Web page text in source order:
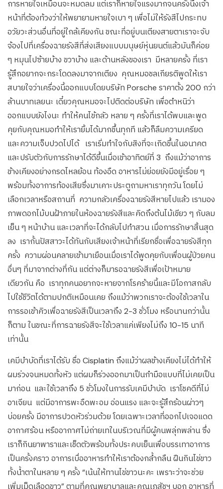
การหายใจเหมือนจะหมดลม แต่เราก็หายใจแรงมากจนครั้งนึงเจ้า
หน้าที่ต้องท้วงว่าให้พยายามหายใจเบา ๆ เพื่อไม่ให้รังสีไปกระทบ
อวัยวะส่วนอื่นที่อยู่ใกล้เคียงกัน ขณะที่อยู่บนเตียงสายตาเราจะจับ
จ้องไปที่เครื่องฉายรังสีที่ส่งเสียงแบบมนุษย์หุ่นยนต์แล้วมันก็ค่อย
ๆ หมุนไปซ้ายบ้าง ขวาบ้าง และด้านหลังของเรา มีหลายครั้ง ที่เรา
รู้สึกอยากจะกระโดดลงมาจากเตียง คุณหมอชลเกียรติพูดให้เรา
สบายใจว่าเครื่องนี้ออกแบบโดยบริษัท Porsche ราคาตั้ง 200 กว่า
ล้านบาทเลยนะ เดี๋ยวคุณหมอจะไปติดต่อบริษัท เพื่อตำหนิว่า
ออกแบบยังไงนะ ทำให้คนไข้กลัว หลาย ๆ ครั้งที่เราได้พบและพูด
คุยกับคุณหมอทำให้เรายิ้มได้มากขึ้นทุกที แล้วก็ลืมความเครียด
และความเจ็บปวดไปได้ เราเริ่มทำใจกับสิงที่จะเกิดขึ้นในอนาคต
และปรับตัวกับการรักษาได้ดีขึ้นเมื่อเข้าอาทิตย์ที่ 3 ถึงแม้ว่าอาการ
ข้างเคียงอย่างกรดไหลย้อน ท้องอืด อาหารไม่ย่อยยังมีอยู่เรื่อย ๆ
พร้อมทั้งอาการท้องเสียซึ่งมาเคาะประตูถามหาเราทุกวัน โดยไม่
เลือกเวลาหรือสถานที่ ความกลัวเครื่องฉายรังสีหายไปแล้ว เรามอง
ภาพดอกไม้บนฝ้าภายในห้องฉายรังสีและคิดถึงต้นไม้เขียว ๆ กับลม
เย็น ๆ หน้าบ้าน และเวลาที่จะได้กลับไปทำสวน เมื่อการรักษาสิ้นสุด
ลง เรากั้นปัสสาวะได้ทันกับเสียงเจ้าหน้าที่เรียกชื่อเพื่อฉายรังสีทุก
ครั้ง ความผ่อนคลายเข้ามาเยือนเมื่อเราได้พูดคุยกับเพื่อนผู้ป่วยคน
อื่นๆ ที่มาจากต่างที่กัน แต่ต่างก็มารอฉายรังสีเพื่อเป้าหมาย
เดียวกัน คือ เราทุกคนอยากจะหายจากโรคร้ายนี้และมีโอกาสกลับ
ไปใช้ชีวิตได้ตามปกติเหมือนเคย ถึงแม้ว่าพวกเราจะต้องใช้เวลาใน
การรอเข้าคิวเพื่อฉายรังสีเป็นเวลาถึง 2-3 ชั่วโมง หรือนานกว่านั้น
ก็ตาม ในขณะที่การฉายรังสีจะใช้เวลาแค่เพียงไม่ถึง 10-15 นาที
เท่านั้น
เคมีบำบัดที่เราได้รับ ชื่อ Cisplatin ถึงแม้ว่าผลข้างเคียงไม่ได้ทำให้
ผมร่วงจนหมดทั้งหัว แต่ผมก็ร่วงออกมาเป็นกำมือแบบที่ไม่เคยเป็น
มาก่อน และใช้เวลาถึง 5 ชั่วโมงในการรับเคมีบำบัด เราโชคดีที่ไม่
อาเจียน แต่มีอาการพะอืดพะอม อ่อนแรง และจะรู้สึกร้อนผ่าวๆ
บ่อยครั้ง มีอาการปวดหัวร่วมด้วย โดยเฉพาะเวลาที่ออกไปเจอแดด
อากาศร้อน หรืออากาศไม่ถ่ายเทในบริเวณที่มีผู้คนพลุ่กพล่าน ซึ่ง
เราก็กินยาพาราและเช็ดตัวพร้อมทั้งประคบเย็นเพื่อบรรเทาอาการ
เป็นครั้งคราว อาการเบื่ออาหารทำให้เราต้องกล้ำกลืน ฝืนกินไข่ขาว
ทั้งน้ำตาในหลาย ๆ ครั้ง “เน้นให้ทานไข่ขาวนะคะ เพราะว่าจะช่วย
เพิ่มเม็ดเลือดขาว” ตามที่คุณพยาบาลและคุณเภสัชฯ บอก อาหารที่